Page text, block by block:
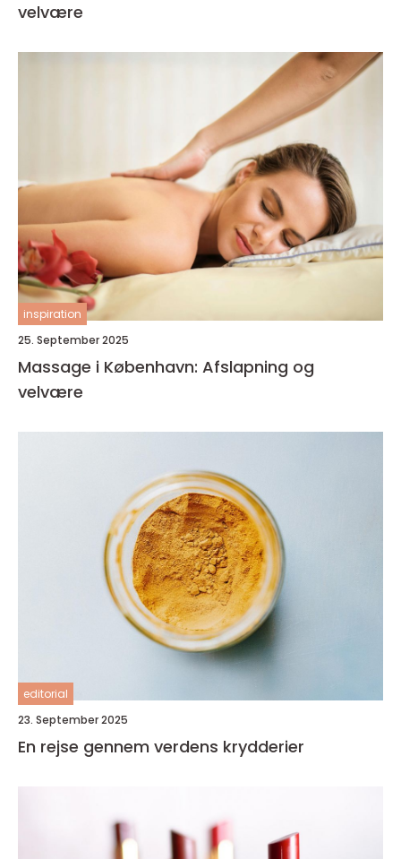
velvære
inspiration
25. September 2025
Massage i København: Afslapning og
velvære
editorial
23. September 2025
En rejse gennem verdens krydderier